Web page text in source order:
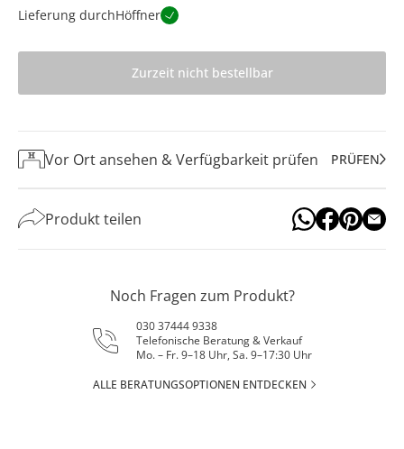
Lieferung durchHöffner
Zurzeit nicht bestellbar
Vor Ort ansehen & Verfügbarkeit prüfen PRÜFEN
Produkt teilen
Noch Fragen zum Produkt?
030 37444 9338
Telefonische Beratung & Verkauf
Mo. – Fr. 9–18 Uhr, Sa. 9–17:30 Uhr
ALLE BERATUNGSOPTIONEN ENTDECKEN